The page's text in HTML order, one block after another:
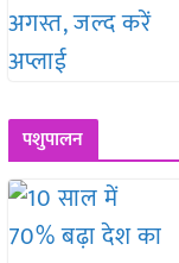
पशुपालन